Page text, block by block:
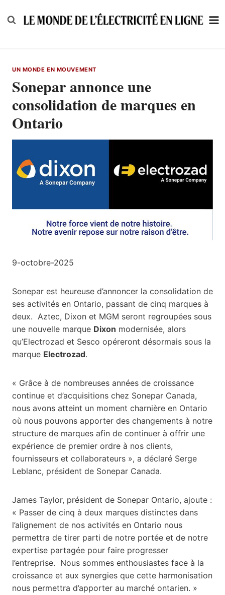
to
UN MONDE EN MOUVEMENT
Sonepar annonce une
consolidation de marques en
Ontario
9-octobre-2025
Sonepar est heureuse d’annoncer la consolidation de
ses activités en Ontario, passant de cinq marques à
deux. Aztec, Dixon et MGM seront regroupées sous
une nouvelle marque Dixon modernisée, alors
qu’Electrozad et Sesco opéreront désormais sous la
marque Electrozad.
« Grâce à de nombreuses années de croissance
continue et d’acquisitions chez Sonepar Canada,
nous avons atteint un moment charnière en Ontario
où nous pouvons apporter des changements à notre
structure de marques afin de continuer à offrir une
expérience de premier ordre à nos clients,
fournisseurs et collaborateurs », a déclaré Serge
Leblanc, président de Sonepar Canada.
James Taylor, président de Sonepar Ontario, ajoute :
« Passer de cinq à deux marques distinctes dans
l’alignement de nos activités en Ontario nous
permettra de tirer parti de notre portée et de notre
expertise partagée pour faire progresser
l’entreprise. Nous sommes enthousiastes face à la
croissance et aux synergies que cette harmonisation
nous permettra d’apporter au marché ontarien. »